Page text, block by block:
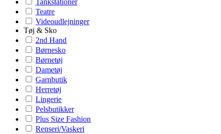
Tankstationer
Teatre
Videoudlejninger
Tøj & Sko
2nd Hand
Børnesko
Børnetøj
Dametøj
Garnbutik
Herretøj
Lingerie
Pelsbutikker
Plus Size Fashion
Renseri/Vaskeri